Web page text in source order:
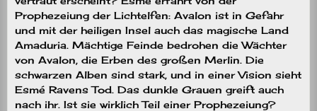
Prophezeiung der Lichtelfen: Avalon ist in Gefahr
und mit der heiligen Insel auch das magische Land
Amaduria. Mächtige Feinde bedrohen die Wächter
von Avalon, die Erben des großen Merlin. Die
schwarzen Alben sind stark, und in einer Vision sieht
Esmé Ravens Tod. Das dunkle Grauen greift auch
nach ihr. Ist sie wirklich Teil einer Prophezeiung?